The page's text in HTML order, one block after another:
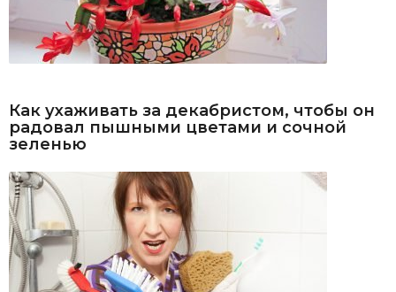
Как ухаживать за декабристом, чтобы он
радовал пышными цветами и сочной
зеленью